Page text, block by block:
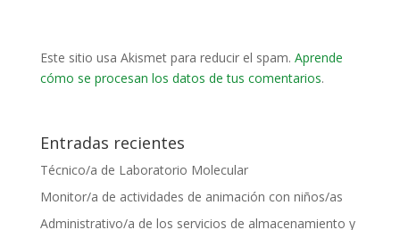
Este sitio usa Akismet para reducir el spam. Aprende
cómo se procesan los datos de tus comentarios.
Entradas recientes
Técnico/a de Laboratorio Molecular
Monitor/a de actividades de animación con niños/as
Administrativo/a de los servicios de almacenamiento y